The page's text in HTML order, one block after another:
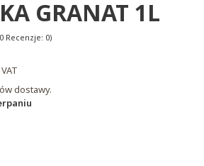
GRANAT 1L
Recenzje: 0)
VAT
dostawy.